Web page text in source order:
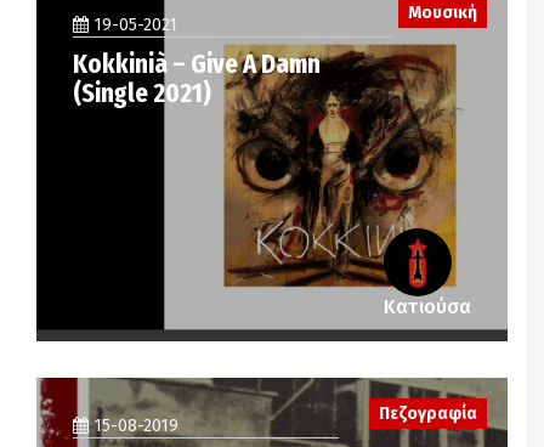
Μουσική
19-05-2021
Kokkinià – Give A Damn
(Single 2021)
Κατιούσα
15-08-2019
Πεζογραφία